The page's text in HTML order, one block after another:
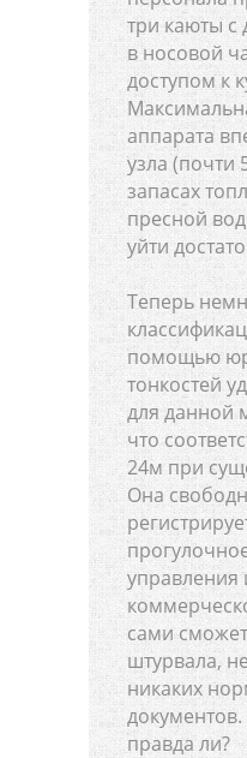
три каюты с
в носовой
доступом к
аппарата
узла (почти
запасах
пресной
уйти
Теперь
помощью
тонкостей
для данной
что
24м при
Она
сами
штурвала,
никаких
правда ли?